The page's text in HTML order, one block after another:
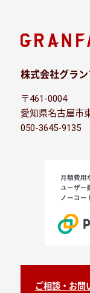
株式会社グラ
〒461-0004
愛知県名古屋市
050-3645-9135
ご相談・お問